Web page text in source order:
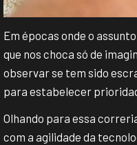
Em épocas onde o
que nos choca só de
observar se tem sido
para estabelecer
Olhando para essa
com a agilidade da